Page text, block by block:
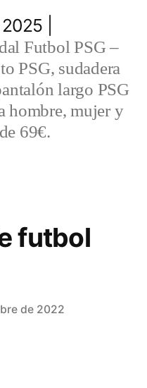
|
Futbol PSG –
PSG, sudadera
largo PSG
hombre, mujer y
69€.
futbol
de 2022